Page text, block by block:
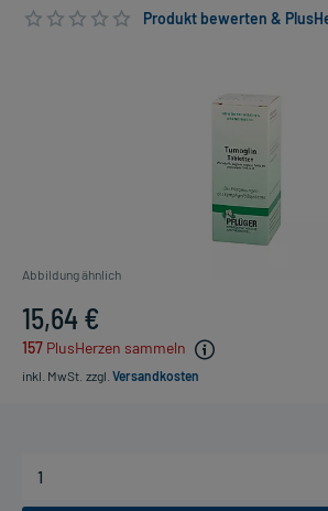
Produkt bewerten &
Abbildung ähnlich
15,64 €
157 PlusHerzen sammeln
inkl. MwSt. zzgl. Versandkosten